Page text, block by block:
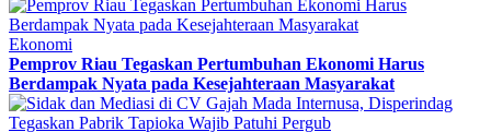
Ekonomi
Pemprov Riau Tegaskan Pertumbuhan Ekonomi Harus
Berdampak Nyata pada Kesejahteraan Masyarakat